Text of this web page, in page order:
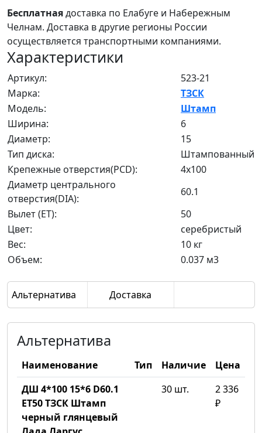
Бесплатнаядоставка по Елабуге и Набережным
Челнам. Доставка в другие регионы России
осуществляется транспортными компаниями.
Характеристики
Артикул:
523-21
Марка:
ТЗСК
Модель:
Штамп
Ширина:
6
Диаметр:
15
Тип диска:
Штампованный
Крепежные отверстия(PCD):
4x100
Диаметр центрального
отверстия(DIA):
60.1
Вылет (ET):
50
Цвет:
серебристый
Вес:
10 кг
Объем:
0.037 м3
Альтернатива Доставка
Альтернатива
Наименование Тип Наличие
Цена
ДШ 4*100 15*6 D60.1
ET50 ТЗСК Штамп
черный глянцевый
30 шт.
2 336
₽